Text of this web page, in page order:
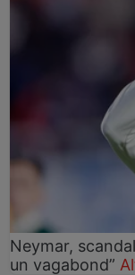
Neymar,
un vagabond”